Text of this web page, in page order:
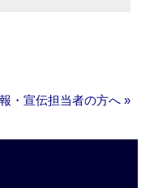
・宣伝担当者の方へ »